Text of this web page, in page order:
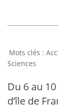
Sciences
Du 6 au
d’île de